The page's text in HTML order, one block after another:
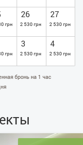
грн
26
2 530 грн
27
2 530 грн
грн
3
2 530 грн
4
2 530 грн
бронь на 1 час